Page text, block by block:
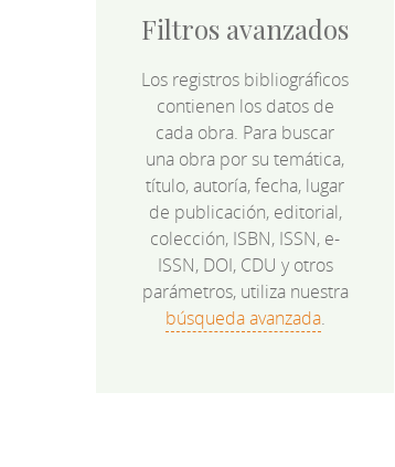
Filtros avanzados
Los registros bibliográficos
contienen los datos de
cada obra. Para buscar
una obra por su temática,
título, autoría, fecha, lugar
de publicación, editorial,
colección, ISBN, ISSN, e-
ISSN, DOI, CDU y otros
parámetros, utiliza nuestra
búsqueda avanzada.